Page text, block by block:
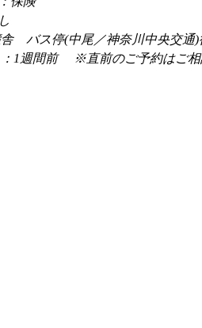
　バス停(中尾／神奈川中央交通)
1週間前 　※直前のご予約はご